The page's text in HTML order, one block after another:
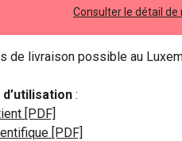
Consulter le détail de
de livraison possible au
:
[PDF]
[PDF]